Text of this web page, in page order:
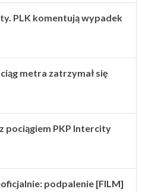
PLK komentują wypadek
metra zatrzymał się
pociągiem PKP Intercity
podpalenie [FILM]